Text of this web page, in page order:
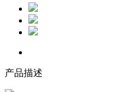
产品描述